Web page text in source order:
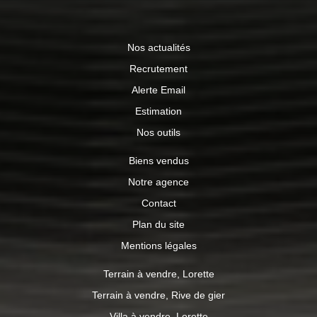
Nos actualités
Recrutement
Alerte Email
Estimation
Nos outils
Biens vendus
Notre agence
Contact
Plan du site
Mentions légales
Terrain à vendre, Lorette
Terrain à vendre, Rive de gier